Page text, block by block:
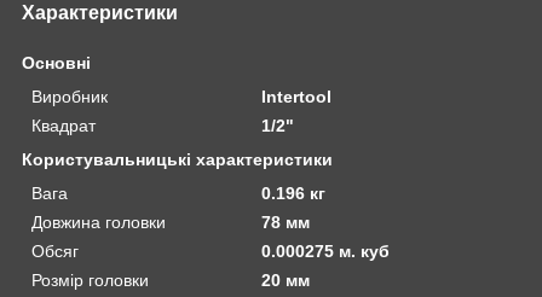
Характеристики
Основні
Виробник
Intertool
Квадрат
1/2"
Користувальницькі характеристики
Вага
0.196 кг
Довжина головки
78 мм
Обсяг
0.000275 м. куб
Розмір головки
20 мм